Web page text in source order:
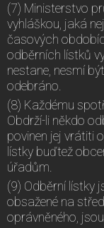
(7) Ministerstvo
vyhláškou, jaká
časových
odběrních lístků
nestane, nesmí
odebráno.
(8) Každému
Obdrží-li někdo
povinen jej vrátiti
lístky buďtež
úřadům.
(9) Odběrní lístky
obsažené na
oprávněného,